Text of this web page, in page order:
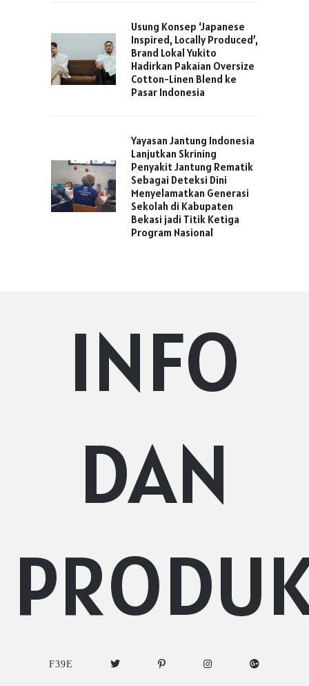
Usung Konsep ‘Japanese
Inspired, Locally Produced’,
Brand Lokal Yukito
Hadirkan Pakaian Oversize
Cotton-Linen Blend ke
Pasar Indonesia
Yayasan Jantung Indonesia
Lanjutkan Skrining
Penyakit Jantung Rematik
Sebagai Deteksi Dini
Menyelamatkan Generasi
Sekolah di Kabupaten
Bekasi jadi Titik Ketiga
Program Nasional
INFO
DAN